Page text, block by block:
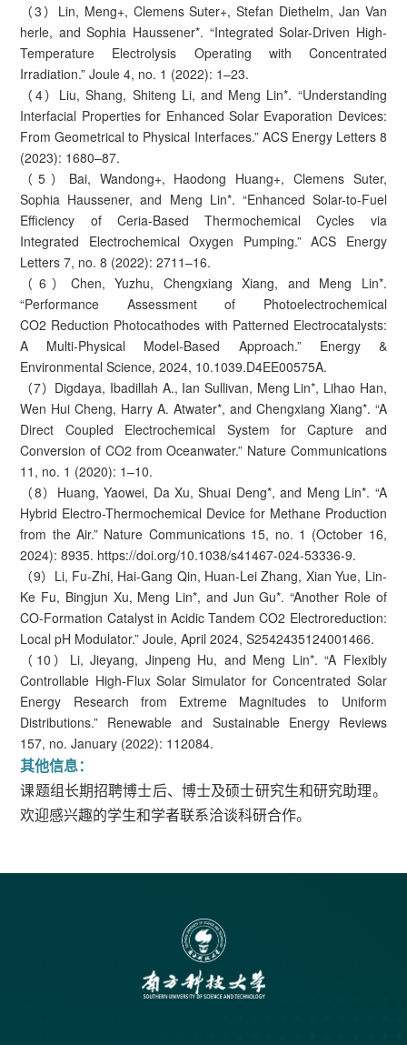
（3）Lin, Meng+, Clemens Suter+, Stefan Diethelm, Jan Van
herle, and Sophia Haussener*. “Integrated Solar-Driven High-
Temperature Electrolysis Operating with Concentrated
Irradiation.” Joule 4, no. 1 (2022): 1–23.
（4）Liu, Shang, Shiteng Li, and Meng Lin*. “Understanding
Interfacial Properties for Enhanced Solar Evaporation Devices:
From Geometrical to Physical Interfaces.” ACS Energy Letters 8
(2023): 1680–87.
（5）Bai, Wandong+, Haodong Huang+, Clemens Suter,
Sophia Haussener, and Meng Lin*. “Enhanced Solar-to-Fuel
Efficiency of Ceria-Based Thermochemical Cycles via
Integrated Electrochemical Oxygen Pumping.” ACS Energy
Letters 7, no. 8 (2022): 2711–16.
（6）Chen, Yuzhu, Chengxiang Xiang, and Meng Lin*.
“Performance Assessment of Photoelectrochemical
CO2 Reduction Photocathodes with Patterned Electrocatalysts:
A Multi-Physical Model-Based Approach.” Energy &
Environmental Science, 2024, 10.1039.D4EE00575A.
（7）Digdaya, Ibadillah A., Ian Sullivan, Meng Lin*, Lihao Han,
Wen Hui Cheng, Harry A. Atwater*, and Chengxiang Xiang*. “A
Direct Coupled Electrochemical System for Capture and
Conversion of CO2 from Oceanwater.” Nature Communications
11, no. 1 (2020): 1–10.
（8）Huang, Yaowei, Da Xu, Shuai Deng*, and Meng Lin*. “A
Hybrid Electro-Thermochemical Device for Methane Production
from the Air.” Nature Communications 15, no. 1 (October 16,
2024): 8935. https://doi.org/10.1038/s41467-024-53336-9.
（9）Li, Fu-Zhi, Hai-Gang Qin, Huan-Lei Zhang, Xian Yue, Lin-
Ke Fu, Bingjun Xu, Meng Lin*, and Jun Gu*. “Another Role of
CO-Formation Catalyst in Acidic Tandem CO2 Electroreduction:
Local pH Modulator.” Joule, April 2024, S2542435124001466.
（10）Li, Jieyang, Jinpeng Hu, and Meng Lin*. “A Flexibly
Controllable High-Flux Solar Simulator for Concentrated Solar
Energy Research from Extreme Magnitudes to Uniform
Distributions.” Renewable and Sustainable Energy Reviews
157, no. January (2022): 112084.
其他信息：
课题组长期招聘博士后、博士及硕士研究生和研究助理。
欢迎感兴趣的学生和学者联系洽谈科研合作。